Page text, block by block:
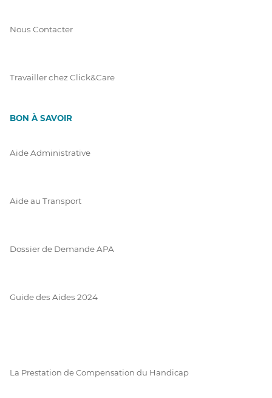
Nous Contacter
Travailler chez Click&Care
BON À SAVOIR
Aide Administrative
Aide au Transport
Dossier de Demande APA
Guide des Aides 2024
La Prestation de Compensation du Handicap